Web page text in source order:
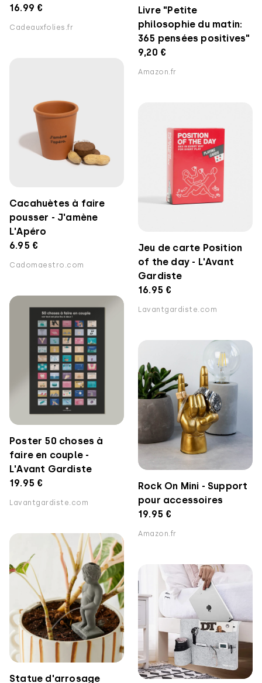
Livre "Petite
philosophie du matin:
365 pensées positives"
9,20 €
Amazon.fr
16.99 €
Cadeauxfolies.fr
Cacahuètes à faire
pousser - J'amène
L'Apéro
6.95 €
Cadomaestro.com
Jeu de carte Position
of the day - L'Avant
Gardiste
16.95 €
Lavantgardiste.com
Poster 50 choses à
faire en couple -
L'Avant Gardiste
19.95 €
Lavantgardiste.com
Rock On Mini - Support
pour accessoires
19.95 €
Amazon.fr
Statue d'arrosage